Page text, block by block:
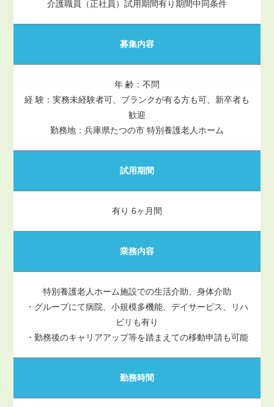
介護職員（正社員）試用期間有り期間中同条件
募集内容
年 齢：不問
経 験：実務未経験者可、ブランクが有る方も可、新卒者も
歓迎
勤務地：兵庫県たつの市 特別養護老人ホーム
試用期間
有り 6ヶ月間
業務内容
特別養護老人ホーム施設での生活介助、身体介助
・グループにて病院、小規模多機能、デイサービス、リハ
ビリも有り
・勤務後のキャリアアップ等を踏まえての移動申請も可能
勤務時間